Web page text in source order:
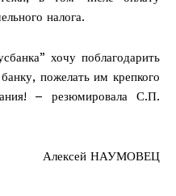
налога.
хочу поблагодарить
пожелать им крепкого
– резюмировала С.П.
Алексей НАУМОВЕЦ